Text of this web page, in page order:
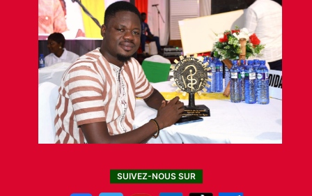
SUIVEZ-NOUS SUR